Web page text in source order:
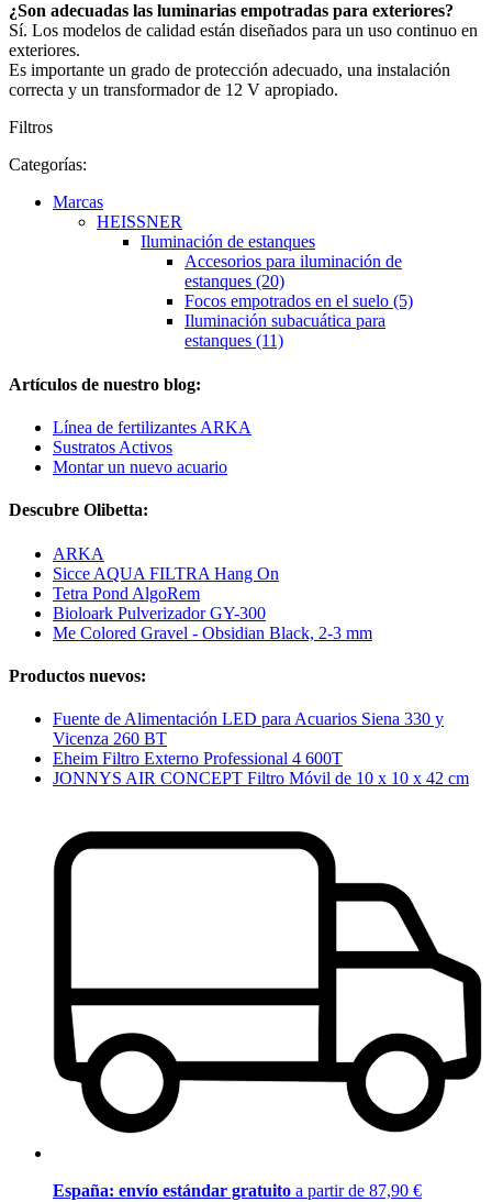
¿Son adecuadas las luminarias empotradas para exteriores?
Sí. Los modelos de calidad están diseñados para un uso continuo en
exteriores.
Es importante un grado de protección adecuado, una instalación
correcta y un transformador de 12 V apropiado.
Filtros
Categorías:
Marcas
HEISSNER
Iluminación de estanques
Accesorios para iluminación de
estanques (20)
Focos empotrados en el suelo (5)
Iluminación subacuática para
estanques (11)
Artículos de nuestro blog:
Línea de fertilizantes ARKA
Sustratos Activos
Montar un nuevo acuario
Descubre Olibetta:
ARKA
Sicce AQUA FILTRA Hang On
Tetra Pond AlgoRem
Bioloark Pulverizador GY-300
Me Colored Gravel - Obsidian Black, 2-3 mm
Productos nuevos:
Fuente de Alimentación LED para Acuarios Siena 330 y
Vicenza 260 BT
Eheim Filtro Externo Professional 4 600T
JONNYS AIR CONCEPT Filtro Móvil de 10 x 10 x 42 cm
España: envío estándar gratuito a partir de 87,90 €